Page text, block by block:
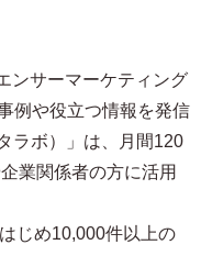
ンサーマーケティング
例や役立つ情報を発信
ラボ）」は、月間120
業関係者の方に活用
じめ10,000件以上の